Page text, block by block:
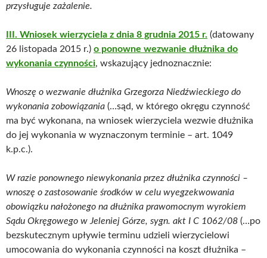
przysługuje zażalenie.
III. Wniosek wierzyciela z dnia 8 grudnia 2015 r. (datowany
26 listopada 2015 r.) o ponowne wezwanie dłużnika do
wykonania czynności, wskazujący jednoznacznie:
Wnoszę o wezwanie dłużnika Grzegorza Niedźwieckiego do
wykonania zobowiązania (…sąd, w którego okręgu czynność
ma być wykonana, na wniosek wierzyciela wezwie dłużnika
do jej wykonania w wyznaczonym terminie – art. 1049
k.p.c.).
W razie ponownego niewykonania przez dłużnika czynności –
wnoszę o zastosowanie środków w celu wyegzekwowania
obowiązku nałożonego na dłużnika prawomocnym wyrokiem
Sądu Okręgowego w Jeleniej Górze, sygn. akt I C 1062/08 (…po
bezskutecznym upływie terminu udzieli wierzycielowi
umocowania do wykonania czynności na koszt dłużnika –